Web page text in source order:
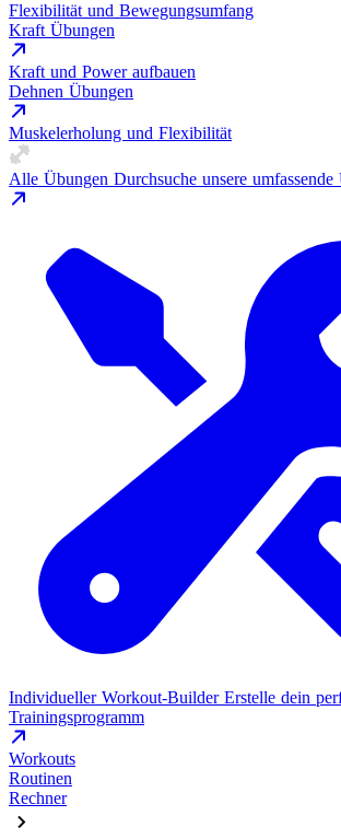
Flexibilität und Bewegungsumfang
Kraft Übungen
Kraft und Power aufbauen
Dehnen Übungen
Muskelerholung und Flexibilität
Alle Übungen Durchsuche unsere
Individueller Workout-Builder Erstelle dein
Trainingsprogramm
Workouts
Routinen
Rechner